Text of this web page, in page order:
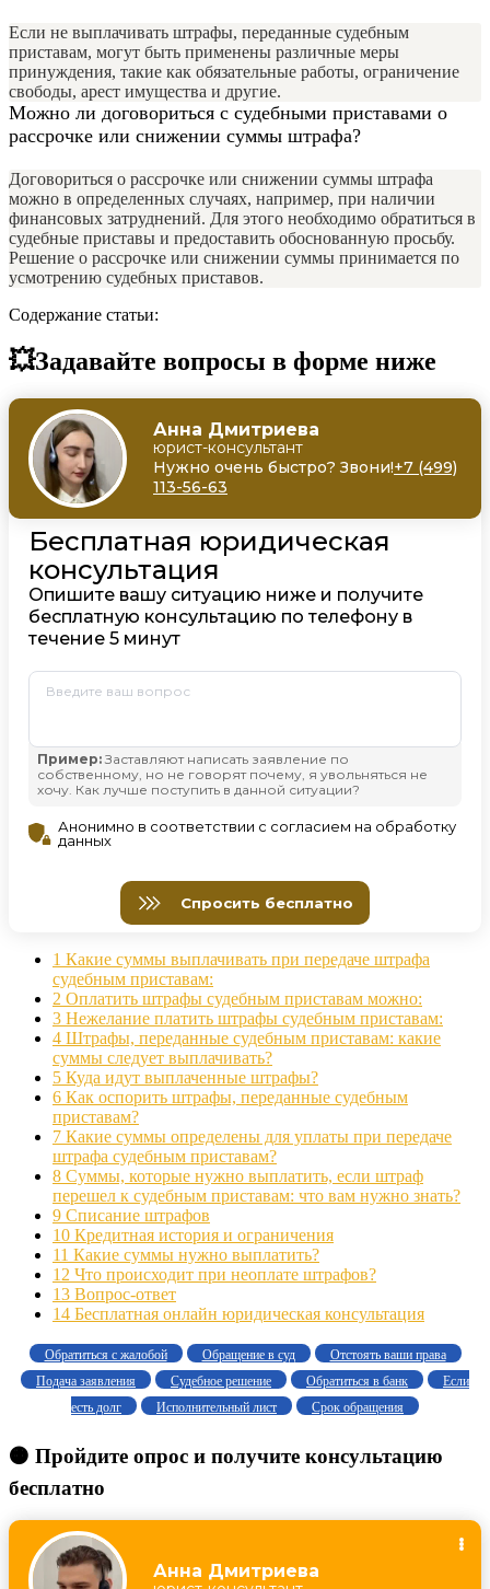
Если не выплачивать штрафы, переданные судебным
приставам, могут быть применены различные меры
принуждения, такие как обязательные работы, ограничение
свободы, арест имущества и другие.
Можно ли договориться с судебными приставами о
рассрочке или снижении суммы штрафа?
Договориться о рассрочке или снижении суммы штрафа
можно в определенных случаях, например, при наличии
финансовых затруднений. Для этого необходимо обратиться в
судебные приставы и предоставить обоснованную просьбу.
Решение о рассрочке или снижении суммы принимается по
усмотрению судебных приставов.
Содержание статьи:
💥Задавайте вопросы в форме ниже
1 Какие суммы выплачивать при передаче штрафа
судебным приставам:
2 Оплатить штрафы судебным приставам можно:
3 Нежелание платить штрафы судебным приставам:
4 Штрафы, переданные судебным приставам: какие
суммы следует выплачивать?
5 Куда идут выплаченные штрафы?
6 Как оспорить штрафы, переданные судебным
приставам?
7 Какие суммы определены для уплаты при передаче
штрафа судебным приставам?
8 Суммы, которые нужно выплатить, если штраф
перешел к судебным приставам: что вам нужно знать?
9 Списание штрафов
10 Кредитная история и ограничения
11 Какие суммы нужно выплатить?
12 Что происходит при неоплате штрафов?
13 Вопрос-ответ
14 Бесплатная онлайн юридическая консультация
Обратиться с жалобой Обращение в суд
Отстоять ваши права
Подача заявления
Судебное решение Обратиться в банк
Если
есть долг
Исполнительный лист Срок обращения
🟠 Пройдите опрос и получите консультацию
бесплатно